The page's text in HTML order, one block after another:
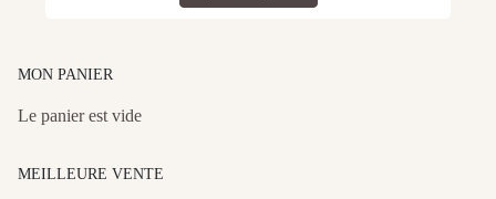
MON PANIER
Le panier est vide
MEILLEURE VENTE